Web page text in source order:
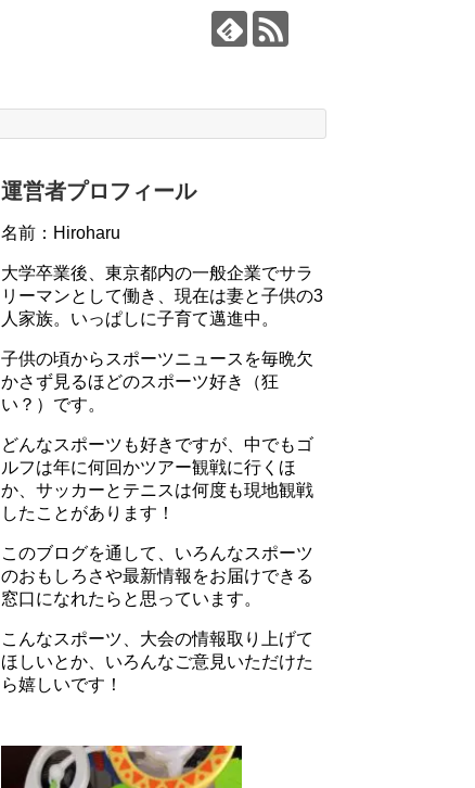
運営者プロフィール
名前：Hiroharu
大学卒業後、東京都内の一般企業でサラ
リーマンとして働き、現在は妻と子供の3
人家族。いっぱしに子育て邁進中。
子供の頃からスポーツニュースを毎晩欠
かさず見るほどのスポーツ好き（狂
い？）です。
どんなスポーツも好きですが、中でもゴ
ルフは年に何回かツアー観戦に行くほ
か、サッカーとテニスは何度も現地観戦
したことがあります！
このブログを通して、いろんなスポーツ
のおもしろさや最新情報をお届けできる
窓口になれたらと思っています。
こんなスポーツ、大会の情報取り上げて
ほしいとか、いろんなご意見いただけた
ら嬉しいです！